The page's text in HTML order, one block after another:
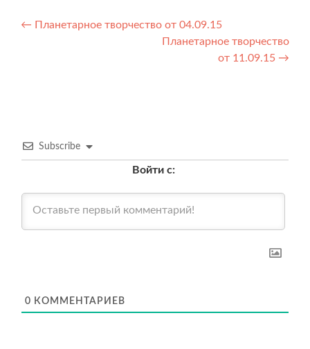
Навигация
← Планетарное творчество от 04.09.15
Планетарное творчество
от 11.09.15 →
Subscribe
Войти с:
0 КОММЕНТАРИЕВ